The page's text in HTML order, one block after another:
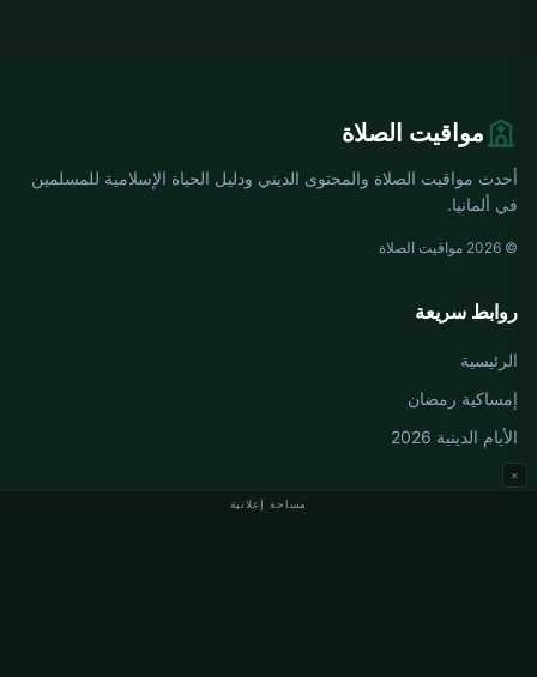
مساحة إعلانية
×
مواقيت الصلاة
أحدث مواقيت الصلاة والمحتوى الديني ودليل الحياة الإسلامية للمسلمين
في ألمانيا.
© 2026 مواقيت الصلاة
روابط سريعة
الرئيسية
إمساكية رمضان
الأيام الدينية 2026